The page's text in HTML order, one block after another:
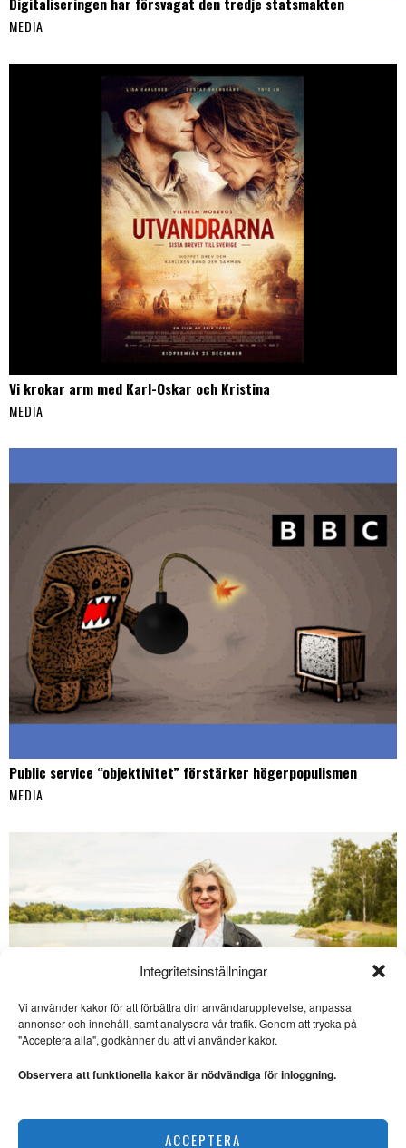
Integritetsinställningar
Vi använder kakor för att förbättra din användarupplevelse, anpassa
annonser och innehåll, samt analysera vår trafik. Genom att trycka på
"Acceptera alla", godkänner du att vi använder kakor.
Observera att funktionella kakor är nödvändiga för inloggning.
ACCEPTERA
Digitaliseringen har försvagat den tredje statsmakten
MEDIA
Vi krokar arm med Karl-Oskar och Kristina
MEDIA
Public service “objektivitet” förstärker högerpopulismen
MEDIA
lycka”
SE ÄVEN
en lång historia
månad en essä,